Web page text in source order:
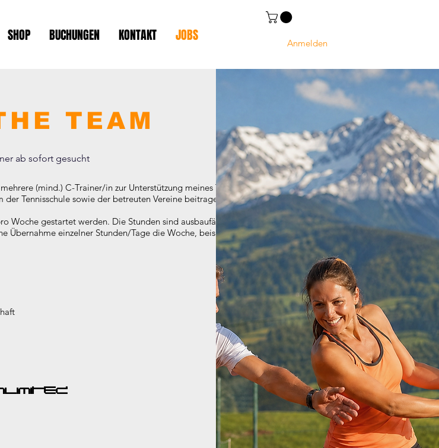
SHOP BUCHUNGEN KONTAKT JOBS Anmelden
TEAM
ab sofort gesucht
(mind.) C-Trainer/in zur Unterstützung meines Teams. Die
Tennisschule sowie der betreuten Vereine beitragen.
Woche gestartet werden. Die Stunden sind ausbaufähig, je nach Wunsch
Übernahme einzelner Stunden/Tage die Woche, beispielsweise wöchentlich